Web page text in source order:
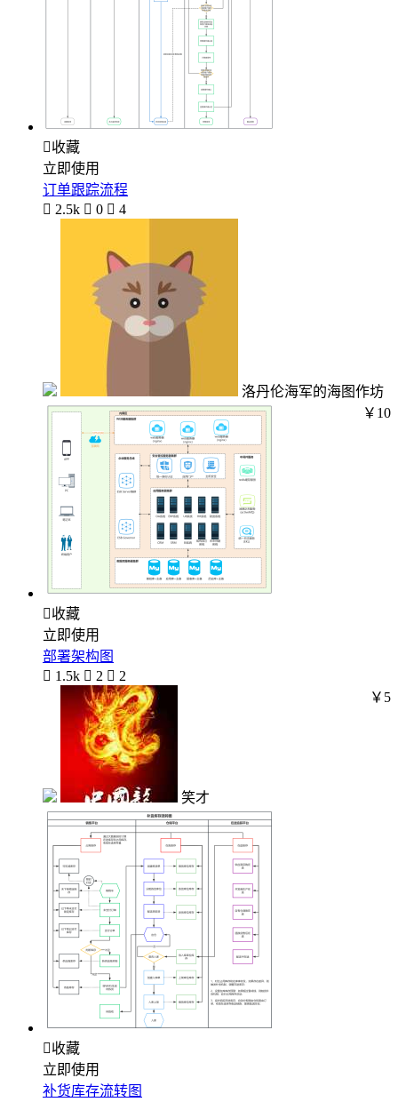
收藏
立即使用
订单跟踪流程
 2.5k  0  4
洛丹伦海军的海图作坊
￥10
收藏
立即使用
部署架构图
 1.5k  2  2
笑才
￥5
收藏
立即使用
补货库存流转图